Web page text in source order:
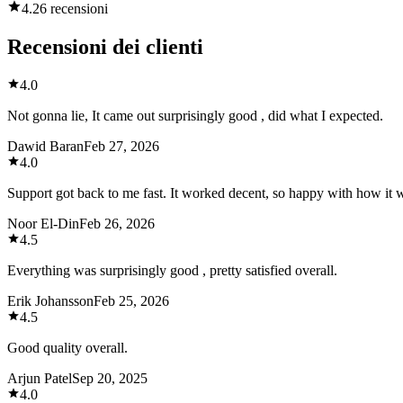
4.26 recensioni
Recensioni dei clienti
4.0
Not gonna lie, It came out surprisingly good , did what I expected.
Dawid BaranFeb 27, 2026
4.0
Support got back to me fast. It worked decent, so happy with how it
Noor El-DinFeb 26, 2026
4.5
Everything was surprisingly good , pretty satisfied overall.
Erik JohanssonFeb 25, 2026
4.5
Good quality overall.
Arjun PatelSep 20, 2025
4.0